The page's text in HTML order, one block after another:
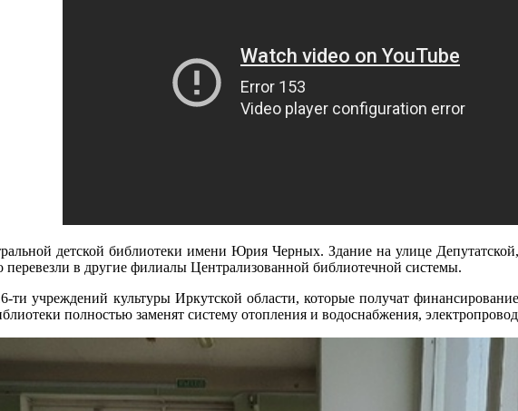
детской библиотеки имени Юрия Черных. Здание на улице
перевезли в другие филиалы Централизованной библиотечной системы.
ти учреждений культуры Иркутской области, которые получат
полностью заменят систему отопления и водоснабжения,